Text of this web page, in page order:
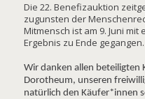
Die 22. Benefizauktion
zugunsten der
Mitmensch ist am 9. Juni
Ergebnis zu Ende gegangen.
Wir danken allen beteiligten
Dorotheum, unseren
natürlich den Käufer*innen